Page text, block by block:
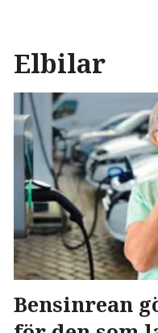
Elbilar
Bensinrean